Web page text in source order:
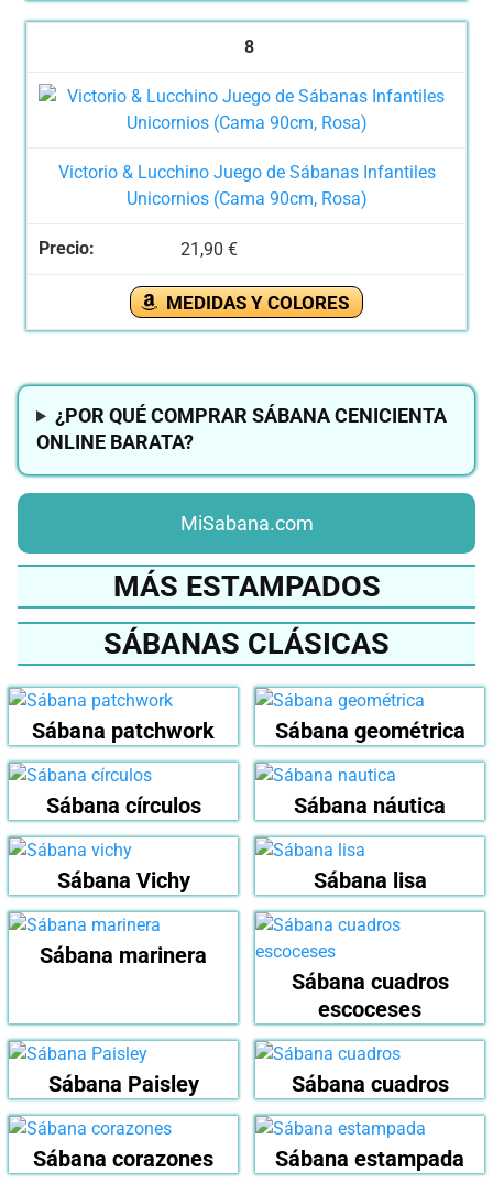
8
Victorio & Lucchino Juego de Sábanas Infantiles
Unicornios (Cama 90cm, Rosa)
21,90 €
MEDIDAS Y COLORES
¿POR QUÉ COMPRAR SÁBANA CENICIENTA
ONLINE BARATA?
MiSabana.com
MÁS ESTAMPADOS
SÁBANAS CLÁSICAS
Sábana patchwork Sábana geométrica
Sábana círculos Sábana náutica
Sábana Vichy Sábana lisa
Sábana marinera
Sábana cuadros
escoceses
Sábana Paisley Sábana cuadros
Sábana corazones Sábana estampada